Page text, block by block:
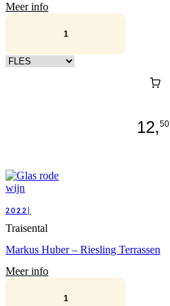
Meer info
Kies verpakking
12,50
2022|
Traisental
Markus Huber – Riesling Terrassen
Meer info